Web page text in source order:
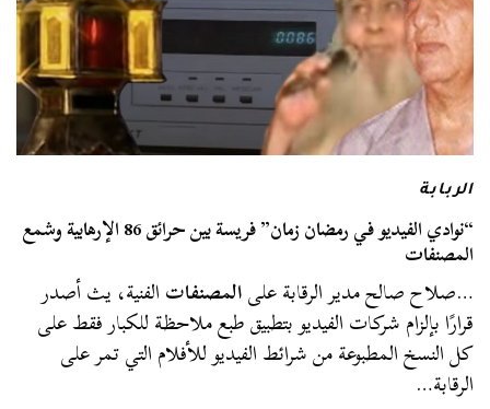
الربابة
“نوادي الفيديو في رمضان زمان” فريسة بين حرائق 86 الإرهابية وشمع
المصنفات
…صلاح صالح مدير الرقابة علىالمصنفاتالفنية، يث أصدر
قرارًا بإلزام شركات الفيديو بتطبيق طبع ملاحظة للكبار فقط على
كل النسخ المطبوعة من شرائط الفيديو للأفلام التي تمر على
الرقابة…